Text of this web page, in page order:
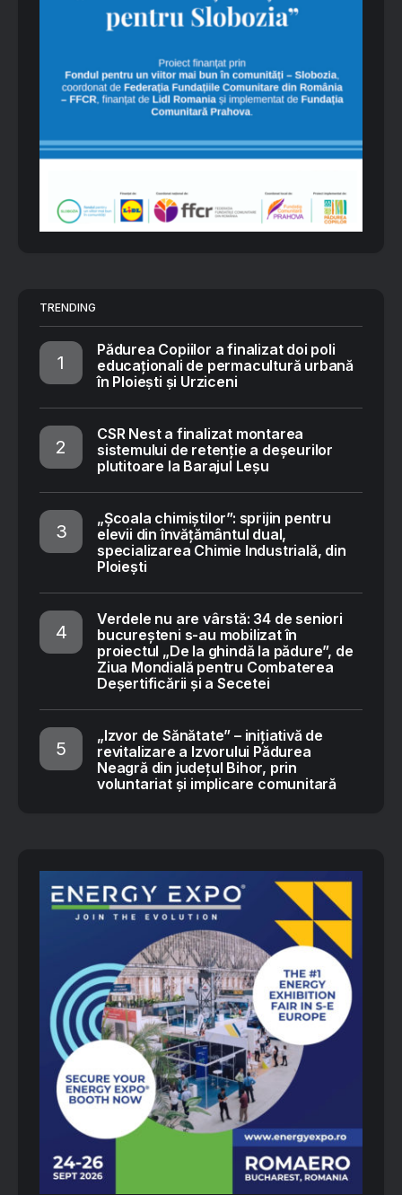
TRENDING
Pădurea Copiilor a finalizat doi poli
educaționali de permacultură urbană
în Ploiești și Urziceni
CSR Nest a finalizat montarea
sistemului de retenție a deșeurilor
plutitoare la Barajul Leșu
„Școala chimiștilor”: sprijin pentru
elevii din învățământul dual,
specializarea Chimie Industrială, din
Ploiești
Verdele nu are vârstă: 34 de seniori
bucureșteni s-au mobilizat în
proiectul „De la ghindă la pădure”, de
Ziua Mondială pentru Combaterea
Deșertificării și a Secetei
„Izvor de Sănătate” – inițiativă de
revitalizare a Izvorului Pădurea
Neagră din județul Bihor, prin
voluntariat și implicare comunitară